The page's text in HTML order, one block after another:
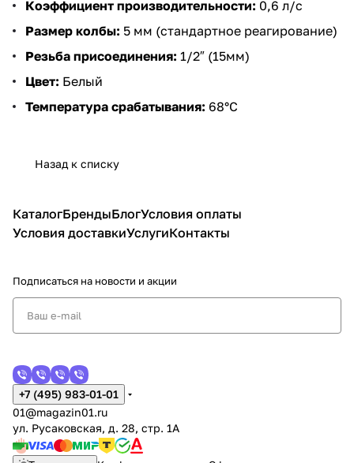
Коэффициент производительности: 0,6 л/с
Размер колбы: 5 мм (стандартное реагирование)
Резьба присоединения: 1/2″ (15мм)
Цвет: Белый
Температура срабатывания: 68°C
Назад к списку
КаталогБрендыБлогУсловия оплаты
Условия доставкиУслугиКонтакты
Подписаться на новости и акции
+7 (495) 983-01-01
01@magazin01.ru
ул. Русаковская, д. 28, стр. 1А